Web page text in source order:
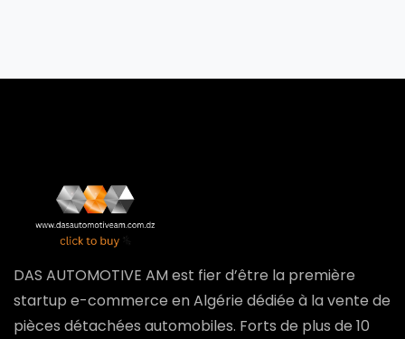
DAS AUTOMOTIVE AM est fier d’être la première
startup e-commerce en Algérie dédiée à la vente de
pièces détachées automobiles. Forts de plus de 10